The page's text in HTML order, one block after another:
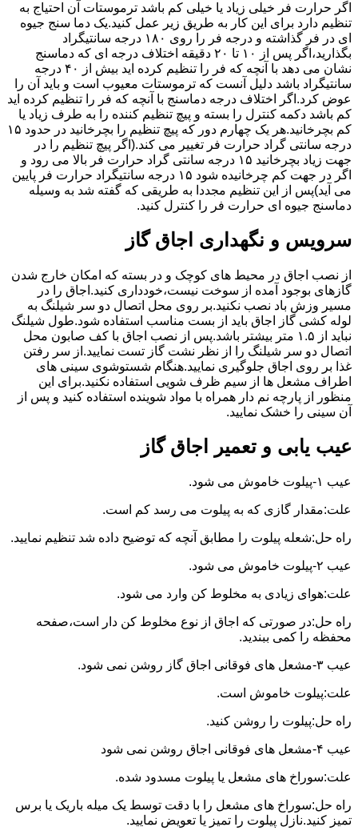
اگر حرارت فر خیلی زیاد یا خیلی کم باشد ترموستات آن احتیاج به
تنظیم دارد برای این کار به طریق زیر عمل کنید.یک دما سنج جیوه
ای در فر گذاشته و درجه فر را روی ۱۸۰ درجه سانتیگراد
بگذارید،اگر پس از ۱۰ تا ۲۰ دقیقه اختلاف درجه ای که دماسنج
نشان می دهد با آنچه که فر را تنظیم کرده اید بیش از ۴۰ درجه
سانتیگراد باشد دلیل آنست که ترموستات معیوب است و باید آن را
عوض کرد.اگر اختلاف درجه دماسنج با آنچه که فر را تنظیم کرده اید
کم باشد دکمه کنترل را بسته و پیچ تنظیم کننده را به طرف زیاد یا
کم بچرخانید.هر یک چهارم دور که پیچ تنظیم را بچرخانید در حدود ۱۵
درجه سانتی گراد حرارت فر تغییر می کند.(اگر پیچ تنظیم را در
جهت زیاد بچرخانید ۱۵ درجه سانتی گراد حرارت فر بالا می رود و
اگر در جهت کم چرخانیده شود ۱۵ درجه سانتیگراد حرارت فر پایین
می آید)پس از این تنظیم مجددا به طریقی که گفته شد به وسیله
دماسنج جیوه ای حرارت فر را کنترل کنید.
سرویس و نگهداری اجاق گاز
از نصب اجاق در محیط های کوچک و در بسته که امکان خارج شدن
گازهای بوجود آمده از سوخت نیست،خودداری کنید.اجاق را در
مسیر وزش باد نصب نکنید.بر روی محل اتصال دو سر شیلنگ به
لوله کشی گاز اجاق باید از بست مناسب استفاده شود.طول شیلنگ
نباید از ۱.۵ متر بیشتر باشد.پس از نصب اجاق با کف صابون محل
اتصال دو سر شیلنگ را از نظر نشت گاز تست نمایید.از سر رفتن
غذا بر روی اجاق جلوگیری نمایید.هنگام شستوشوی سینی های
اطراف مشعل ها از سیم ظرف شویی استفاده نکنید.برای این
منظور از پارچه نم دار همراه با مواد شوینده استفاده کنید و پس از
آن سینی را خشک نمایید.
عیب یابی و تعمیر اجاق گاز
عیب ۱-پیلوت خاموش می شود.
علت:مقدار گازی که به پیلوت می رسد کم است.
راه حل:شعله پیلوت را مطابق آنچه که توضیح داده شد تنظیم نمایید.
عیب ۲-پیلوت خاموش می شود.
علت:هوای زیادی به مخلوط کن وارد می شود.
راه حل:در صورتی که اجاق از نوع مخلوط کن دار است،صفحه
محفظه را کمی ببندید.
عیب ۳-مشعل های فوقانی اجاق گاز روشن نمی شود.
علت:پیلوت خاموش است.
راه حل:پیلوت را روشن کنید.
عیب ۴-مشعل های فوقانی اجاق روشن نمی شود
علت:سوراخ های مشعل یا پیلوت مسدود شده.
راه حل:سوراخ های مشعل را با دقت توسط یک میله باریک یا برس
تمیز کنید.نازل پیلوت را تمیز یا تعویض نمایید.